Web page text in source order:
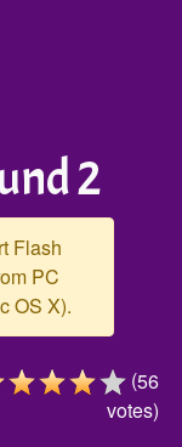
2
Flash
PC
OS X).
(56
votes)